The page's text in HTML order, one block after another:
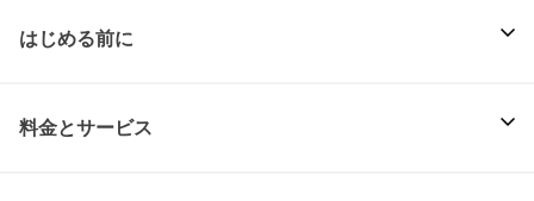
はじめる前に
料金とサービス